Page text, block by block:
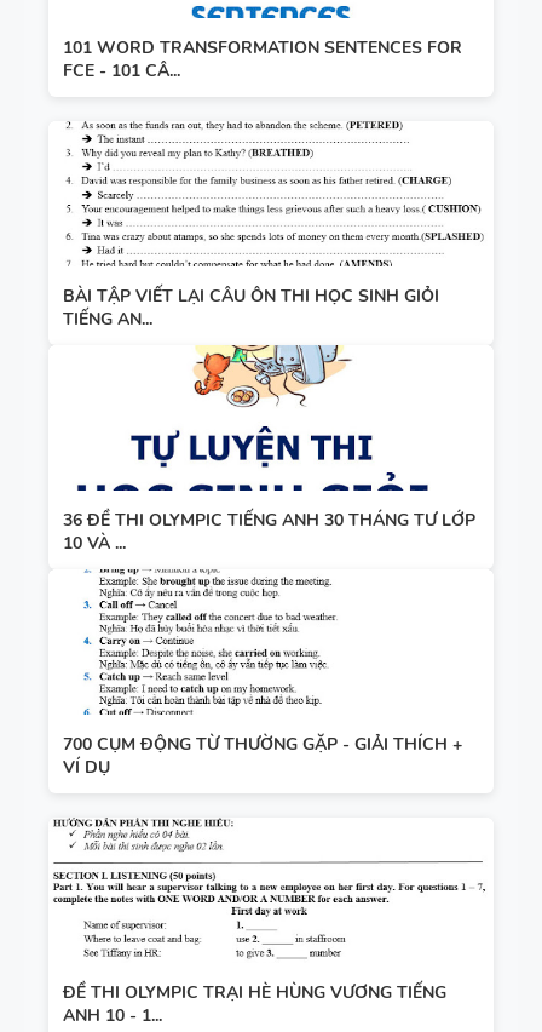
101 WORD TRANSFORMATION SENTENCES FOR
FCE - 101 CÂ...
BÀI TẬP VIẾT LẠI CÂU ÔN THI HỌC SINH GIỎI
TIẾNG AN...
36 ĐỀ THI OLYMPIC TIẾNG ANH 30 THÁNG TƯ LỚP
10 VÀ ...
700 CỤM ĐỘNG TỪ THƯỜNG GẶP - GIẢI THÍCH +
VÍ DỤ
ĐỀ THI OLYMPIC TRẠI HÈ HÙNG VƯƠNG TIẾNG
ANH 10 - 1...